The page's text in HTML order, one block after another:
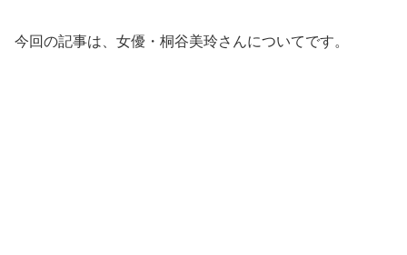
今回の記事は、女優・桐谷美玲さんについてです。